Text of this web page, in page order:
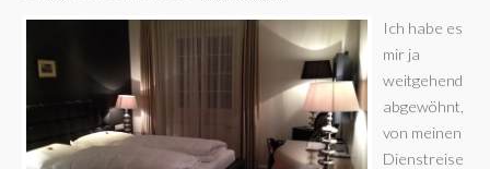
Ich habe es
mir ja
weitgehend
abgewöhnt,
von meinen
Dienstreise